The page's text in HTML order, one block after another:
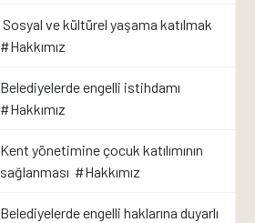
Sosyal ve kültürel yaşama katılmak
#Hakkımız
Belediyelerde engelli istihdamı
#Hakkımız
Kent yönetimine çocuk katılımının
sağlanması #Hakkımız
Belediyelerde engelli haklarına duyarlı